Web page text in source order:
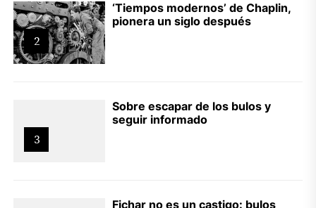
2
‘Tiempos modernos’ de Chaplin,
pionera un siglo después
3
Sobre escapar de los bulos y
seguir informado
Fichar no es un castigo: bulos